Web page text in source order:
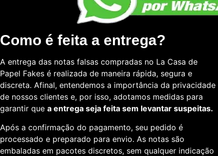
Como é feita a entrega?
A entrega das notas falsas compradas no La Casa de
Papel Fakes é realizada de maneira rápida, segura e
discreta. Afinal, entendemos a importância da privacidade
de nossos clientes e, por isso, adotamos medidas para
garantir que a entrega seja feita sem levantar suspeitas.
Após a confirmação do pagamento, seu pedido é
processado e preparado para envio. As notas são
embaladas em pacotes discretos, sem qualquer indicação